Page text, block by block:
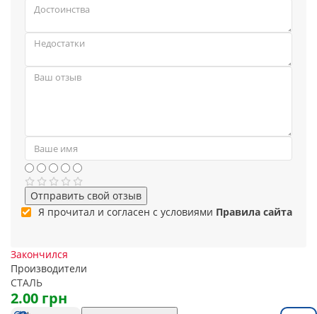
Отправить свой отзыв
Я прочитал и согласен с условиями Правила сайта
Закончился
Производители
СТАЛЬ
2.00 грн